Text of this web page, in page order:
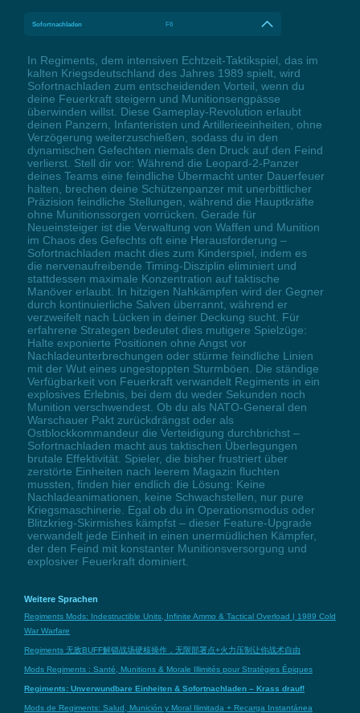
Sofortnachladen F6
In Regiments, dem intensiven Echtzeit-Taktikspiel, das im
kalten Kriegsdeutschland des Jahres 1989 spielt, wird
Sofortnachladen zum entscheidenden Vorteil, wenn du
deine Feuerkraft steigern und Munitionsengpässe
überwinden willst. Diese Gameplay-Revolution erlaubt
deinen Panzern, Infanteristen und Artillerieeinheiten, ohne
Verzögerung weiterzuschießen, sodass du in den
dynamischen Gefechten niemals den Druck auf den Feind
verlierst. Stell dir vor: Während die Leopard-2-Panzer
deines Teams eine feindliche Übermacht unter Dauerfeuer
halten, brechen deine Schützenpanzer mit unerbittlicher
Präzision feindliche Stellungen, während die Hauptkräfte
ohne Munitionssorgen vorrücken. Gerade für
Neueinsteiger ist die Verwaltung von Waffen und Munition
im Chaos des Gefechts oft eine Herausforderung –
Sofortnachladen macht dies zum Kinderspiel, indem es
die nervenaufreibende Timing-Disziplin eliminiert und
stattdessen maximale Konzentration auf taktische
Manöver erlaubt. In hitzigen Nahkämpfen wird der Gegner
durch kontinuierliche Salven überrannt, während er
verzweifelt nach Lücken in deiner Deckung sucht. Für
erfahrene Strategen bedeutet dies mutigere Spielzüge:
Halte exponierte Positionen ohne Angst vor
Nachladeunterbrechungen oder stürme feindliche Linien
mit der Wut eines ungestoppten Sturmböen. Die ständige
Verfügbarkeit von Feuerkraft verwandelt Regiments in ein
explosives Erlebnis, bei dem du weder Sekunden noch
Munition verschwendest. Ob du als NATO-General den
Warschauer Pakt zurückdrängst oder als
Ostblockkommandeur die Verteidigung durchbrichst –
Sofortnachladen macht aus taktischen Überlegungen
brutale Effektivität. Spieler, die bisher frustriert über
zerstörte Einheiten nach leerem Magazin fluchten
mussten, finden hier endlich die Lösung: Keine
Nachladeanimationen, keine Schwachstellen, nur pure
Kriegsmaschinerie. Egal ob du in Operationsmodus oder
Blitzkrieg-Skirmishes kämpfst – dieser Feature-Upgrade
verwandelt jede Einheit in einen unermüdlichen Kämpfer,
der den Feind mit konstanter Munitionsversorgung und
explosiver Feuerkraft dominiert.
Weitere Sprachen
Regiments Mods: Indestructible Units, Infinite Ammo & Tactical Overload | 1989 Cold
War Warfare
Regiments 无敌BUFF解锁战场硬核操作，无限部署点+火力压制让你战术自由
Mods Regiments : Santé, Munitions & Morale Illimités pour Stratégies Épiques
Regiments: Unverwundbare Einheiten & Sofortnachladen – Krass drauf!
Mods de Regiments: Salud, Munición y Moral Ilimitada + Recarga Instantánea